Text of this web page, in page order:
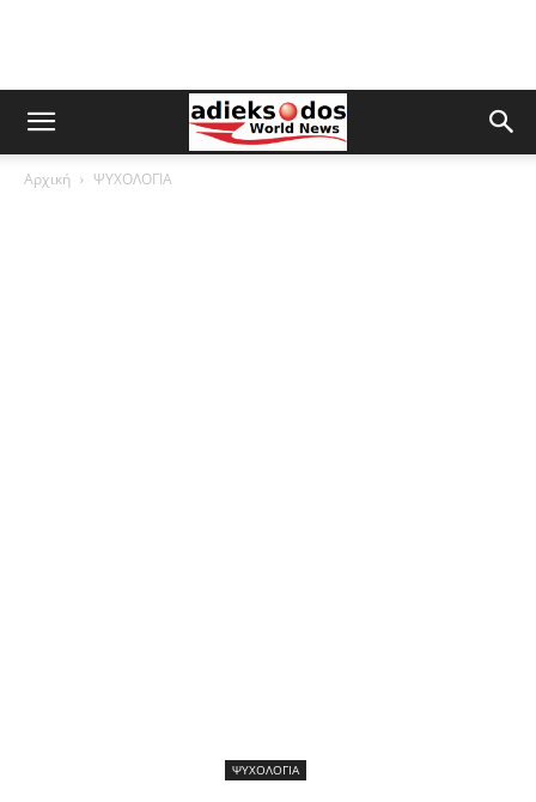
Αρχική ΨΥΧΟΛΟΓΙΑ
ΨΥΧΟΛΟΓΙΑ